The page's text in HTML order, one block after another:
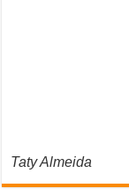
Taty Almeida